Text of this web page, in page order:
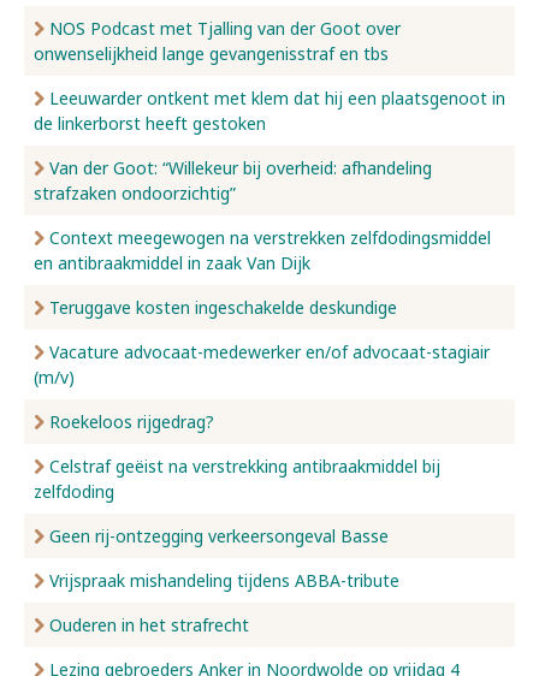
NOS Podcast met Tjalling van der Goot over
onwenselijkheid lange gevangenisstraf en tbs
Leeuwarder ontkent met klem dat hij een plaatsgenoot in
de linkerborst heeft gestoken
Van der Goot: “Willekeur bij overheid: afhandeling
strafzaken ondoorzichtig”
Context meegewogen na verstrekken zelfdodingsmiddel
en antibraakmiddel in zaak Van Dijk
Teruggave kosten ingeschakelde deskundige
Vacature advocaat-medewerker en/of advocaat-stagiair
(m/v)
Roekeloos rijgedrag?
Celstraf geëist na verstrekking antibraakmiddel bij
zelfdoding
Geen rij-ontzegging verkeersongeval Basse
Vrijspraak mishandeling tijdens ABBA-tribute
Ouderen in het strafrecht
Lezing gebroeders Anker in Noordwolde op vrijdag 4